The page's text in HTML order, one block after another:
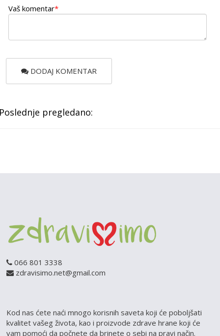
Vaš komentar*
DODAJ KOMENTAR
pregledano:
066 801 3338
zdravisimo.net@gmail.com
Kod nas ćete naći mnogo korisnih saveta koji će poboljšati
kvalitet vašeg života, kao i proizvode zdrave hrane koji će
vam pomoći da počnete da brinete o sebi na pravi način.